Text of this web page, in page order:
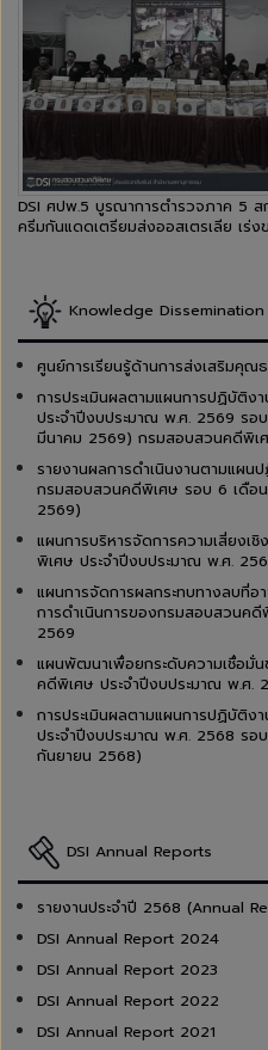
DSI ศปพ.5 บูรณาการตำรวจภาค 5
ครีมกันแดดเตรียมส่งออสเตรเลีย เร่ง
Knowledge Dissemination
ศูนย์การเรียนรู้ด้านการส่งเสริมคุณ
การประเมินผลตามแผนการปฏิบัติง
ประจำปีงบประมาณ พ.ศ. 2569 ร
มีนาคม 2569) กรมสอบสวนคดีพิเ
รายงานผลการดำเนินงานตามแผน
กรมสอบสวนคดีพิเศษ รอบ 6 เดือ
2569)
แผนการบริหารจัดการความเสี่ยง
พิเศษ ประจำปีงบประมาณ พ.ศ.
แผนการจัดการผลกระทบทางลบที่
การดำเนินการของกรมสอบสวนค
2569
แผนพัฒนาเพื่อยกระดับความเชื่อมั่
คดีพิเศษ ประจำปีงบประมาณ พ.ศ.
การประเมินผลตามแผนการปฏิบัติง
ประจำปีงบประมาณ พ.ศ. 2568 ร
กันยายน 2568)
DSI Annual Reports
รายงานประจำปี 2568 (Annual
DSI Annual Report 2024
DSI Annual Report 2023
DSI Annual Report 2022
DSI Annual Report 2021